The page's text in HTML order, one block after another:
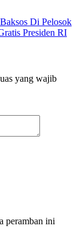
Di Pelosok
Presiden RI
yang wajib
peramban ini